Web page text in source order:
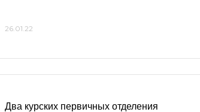
26.01.22
Два курских первичных отделения